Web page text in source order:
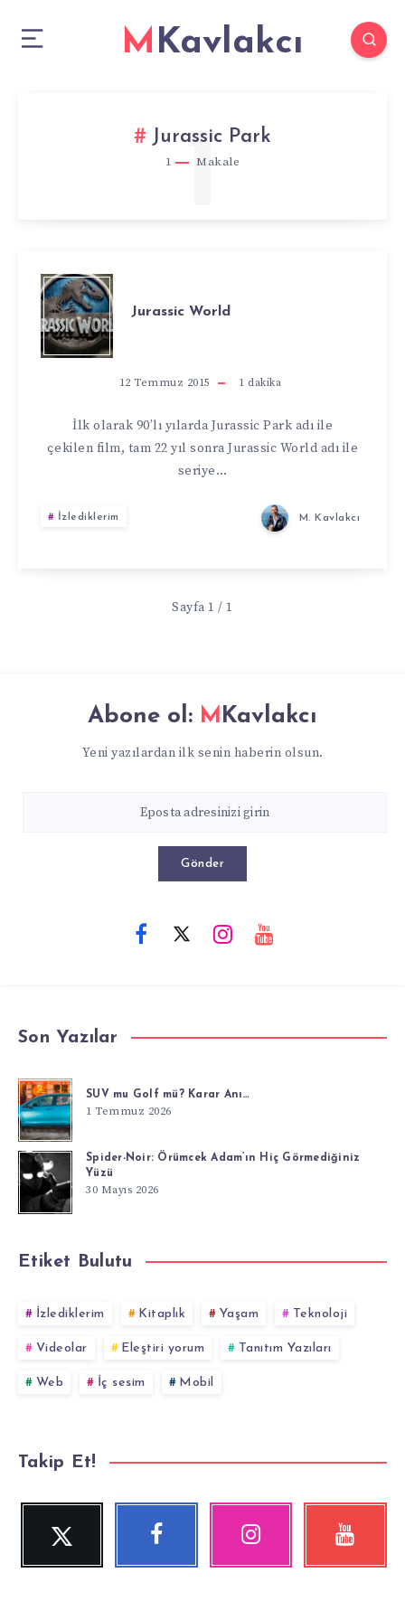
MKavlakcı
Jurassic Park
1 Makale
1
JURASSIC
WORLD
Jurassic World
12 Temmuz 2015 1 dakika
İlk olarak 90’lı yılarda Jurassic Park adı ile
çekilen film, tam 22 yıl sonra Jurassic World adı ile
seriye…
İzlediklerim M. Kavlakcı
Sayfa 1 / 1
Abone ol: MKavlakcı
Yeni yazılardan ilk senin haberin olsun.
Gönder
Son Yazılar
SUV mu Golf mü? Karar Anı…
1 Temmuz 2026
Spider-Noir: Örümcek Adam’ın Hiç Görmediğiniz
Yüzü
30 Mayıs 2026
Etiket Bulutu
İzlediklerim Kitaplık Yaşam Teknoloji
Videolar Eleştiri yorum Tanıtım Yazıları
Web İç sesim Mobil
Takip Et!
Twitter Facebook Instagram
Fotoğraflarımız!
YouTube
Videolara